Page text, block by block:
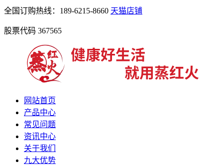
全国订购热线：189-6215-8660 天猫店铺
股票代码 367565
网站首页
产品中心
常见问题
资讯中心
关于我们
九大优势